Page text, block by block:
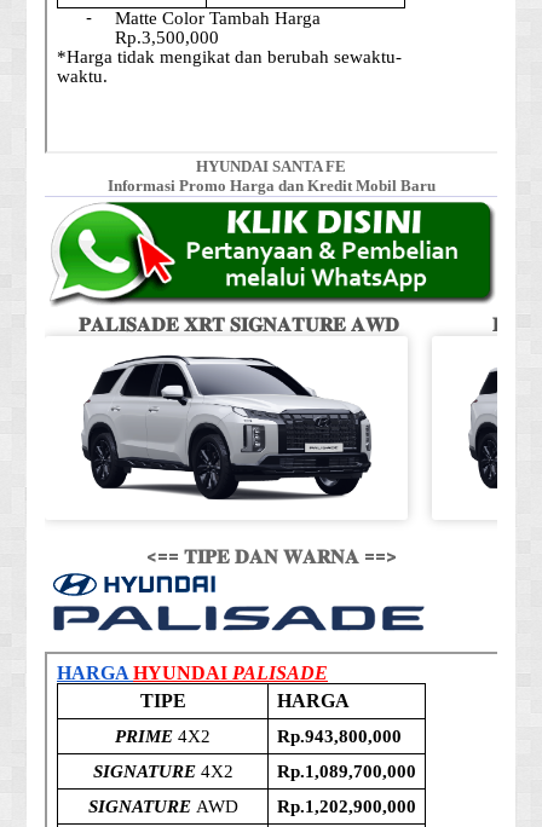
HYUNDAI SANTA FE
Informasi Promo Harga dan Kredit Mobil Baru
𝐏𝐀𝐋𝐈𝐒𝐀𝐃𝐄 𝐗𝐑𝐓 𝐒𝐈𝐆𝐍𝐀𝐓𝐔𝐑𝐄 𝐀𝐖𝐃
<== 𝐓𝐈𝐏𝐄 𝐃𝐀𝐍 𝐖𝐀𝐑𝐍𝐀 ==>